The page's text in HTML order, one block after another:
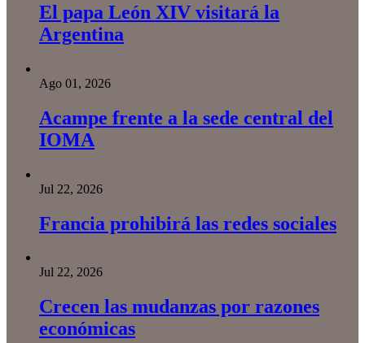
El papa León XIV visitará la
Argentina
Ago 01, 2026
Acampe frente a la sede central del
IOMA
Jul 22, 2026
Francia prohibirá las redes sociales
Jul 22, 2026
Crecen las mudanzas por razones
económicas